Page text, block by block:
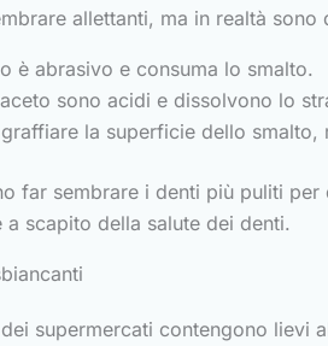
allettanti, ma in realtà sono
è abrasivo e consuma lo smalto.
sono acidi e dissolvono lo
la superficie dello
far sembrare i denti più puliti
scapito della salute dei denti.
supermercati contengono lievi